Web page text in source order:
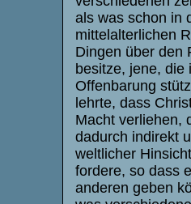
als was schon in
mittelalterlichen
Dingen über den
besitze, jene, die
Offenbarung
lehrte, dass
Macht verliehen,
dadurch indirekt
weltlicher
fordere, so dass
anderen geben